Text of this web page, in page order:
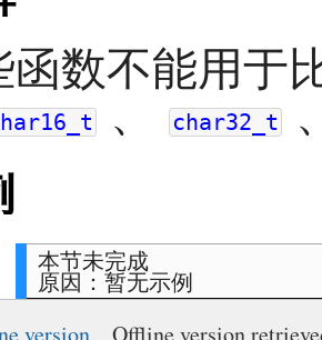
函数不能用于
、 char32_t
本节未完成
原因：暂无示例
version
Offline version